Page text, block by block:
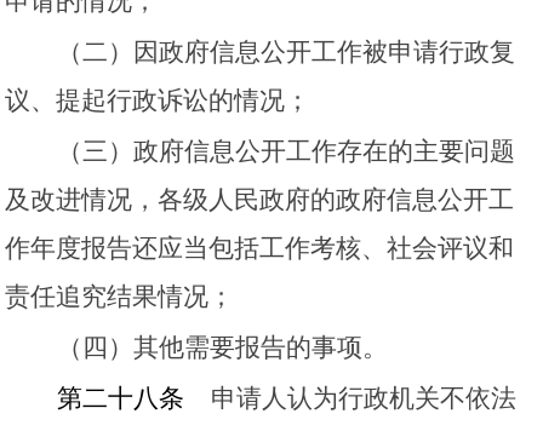
（二）因政府信息公开工作被申请行政复
议、提起行政诉讼的情况；
（三）政府信息公开工作存在的主要问题
及改进情况，各级人民政府的政府信息公开工
作年度报告还应当包括工作考核、社会评议和
责任追究结果情况；
（四）其他需要报告的事项。
第二十八条
申请人认为行政机关不依法